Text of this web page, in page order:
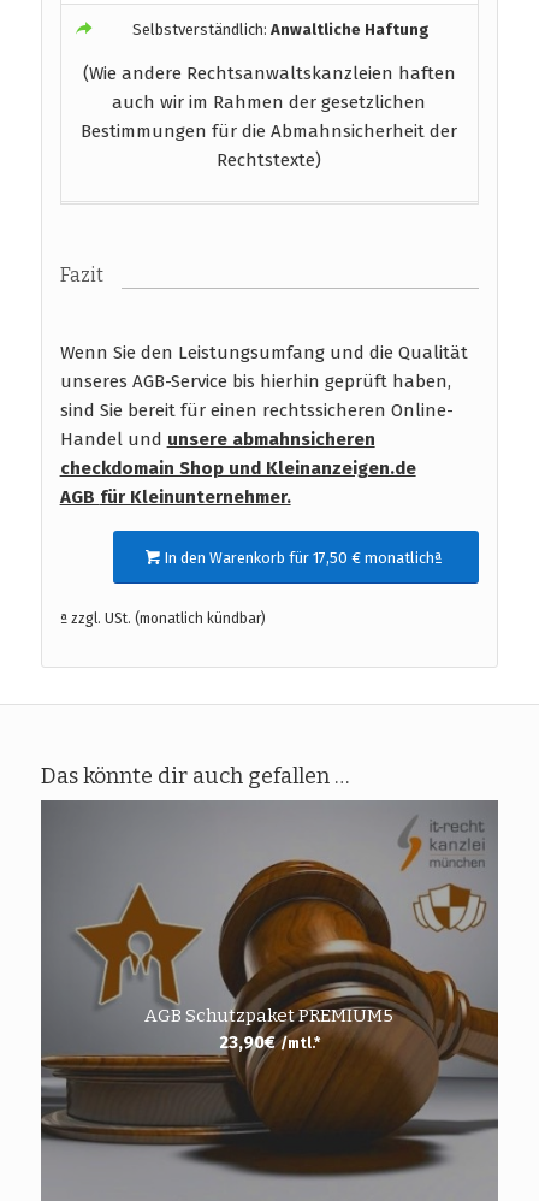
Selbstverständlich:Anwaltliche Haftung
(Wie andere Rechtsanwaltskanzleien haften
auch wir im Rahmen der gesetzlichen
Bestimmungen für die Abmahnsicherheit der
Rechtstexte)
Fazit
Wenn Sie den Leistungsumfang und die Qualität
unseres AGB-Service bis hierhin geprüft haben,
sind Sie bereit für einen rechtssicheren Online-
Handel und unsere abmahnsicheren
checkdomain Shop und Kleinanzeigen.de
AGB für Kleinunternehmer.
In den Warenkorb für 17,50 € monatlichª
ª zzgl. USt. (monatlich kündbar)
Das könnte dir auch gefallen …
AGB Schutzpaket PREMIUM5
23,90€ /mtl.*